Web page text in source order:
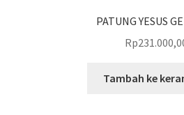
PATUNG YESUS
Rp
Tambah ke